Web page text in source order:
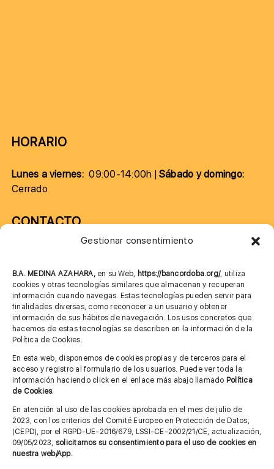
Gestionar consentimiento
B.A. MEDINA AZAHARA, en su Web, https://bancordoba.org/, utiliza
cookies y otras tecnologías similares que almacenan y recuperan
información cuando navegas. Estas tecnologías pueden servir para
finalidades diversas, como reconocer a un usuario y obtener
información de sus hábitos de navegación. Los usos concretos que
hacemos de estas tecnologías se describen en la información de la
Política de Cookies.
En esta web, disponemos de cookies propias y de terceros para el
acceso y registro al formulario de los usuarios. Puede ver toda la
información haciendo click en el enlace más abajo llamado Política
de Cookies.
En atención al uso de las cookies aprobada en el mes de julio de
2023, con los criterios del Comité Europeo en Protección de Datos,
(CEPD), por el RGPD-UE-2016/679, LSSI-CE-2002/21/CE, actualización,
09/05/2023, solicitamos su consentimiento para el uso de cookies en
nuestra web/App.
HORARIO
Lunes a viernes:09:00-14:00h |Sábado y domingo:
Cerrado
CONTACTO
685 901 226
MÁS INFORMACIÓN
Aviso legal
Política de privacidad
Cita previa FAGA